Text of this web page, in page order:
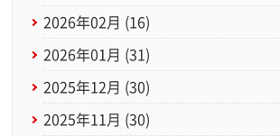
2026年02月 (16)
2026年01月 (31)
2025年12月 (30)
2025年11月 (30)